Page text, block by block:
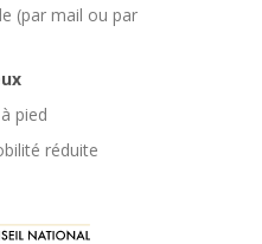
(par mail ou par
pied
réduite